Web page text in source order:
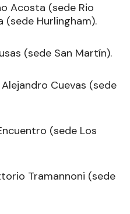
Acosta (sede Rio
(sede Hurlingham).
(sede San Martín).
Alejandro Cuevas (sede
(sede Los
Tramannoni (sede